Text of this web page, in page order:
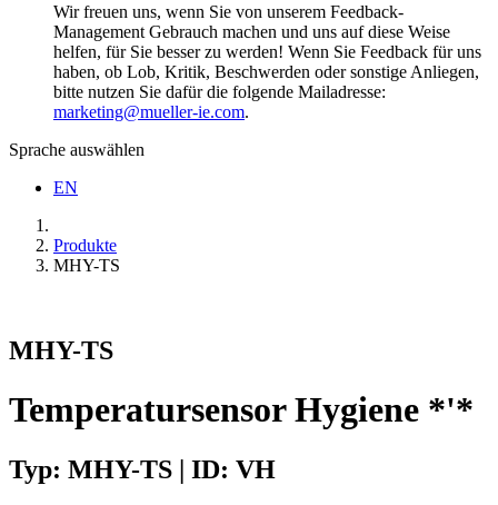
Wir freuen uns, wenn Sie von unserem Feedback-
Management Gebrauch machen und uns auf diese Weise
helfen, für Sie besser zu werden! Wenn Sie Feedback für uns
haben, ob Lob, Kritik, Beschwerden oder sonstige Anliegen,
bitte nutzen Sie dafür die folgende Mailadresse:
marketing@mueller-ie.com.
Sprache auswählen
EN
Produkte
MHY-TS
MHY-TS
Temperatursensor Hygiene *'*
Typ: MHY-TS | ID: VH